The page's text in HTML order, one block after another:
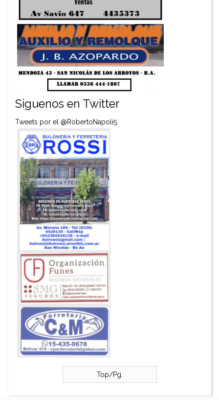
Siguenos en Twitter
Tweets por el @RobertoNapoli5.
Top/Pg.